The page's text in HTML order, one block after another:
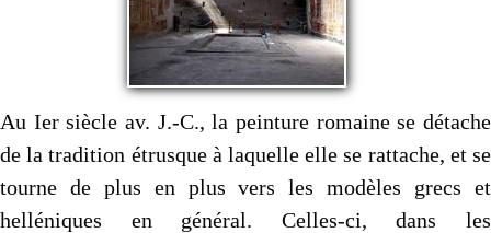
Au Ier siècle av. J.-C., la peinture romaine se détache
de la tradition étrusque à laquelle elle se rattache, et se
tourne de plus en plus vers les modèles grecs et
helléniques en général. Celles-ci, dans les